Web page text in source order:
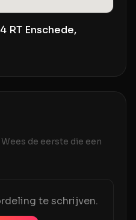
RT Enschede,
de eerste die een
te schrijven.